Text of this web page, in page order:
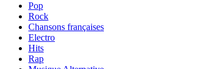
Pop
Rock
Chansons françaises
Electro
Hits
Rap